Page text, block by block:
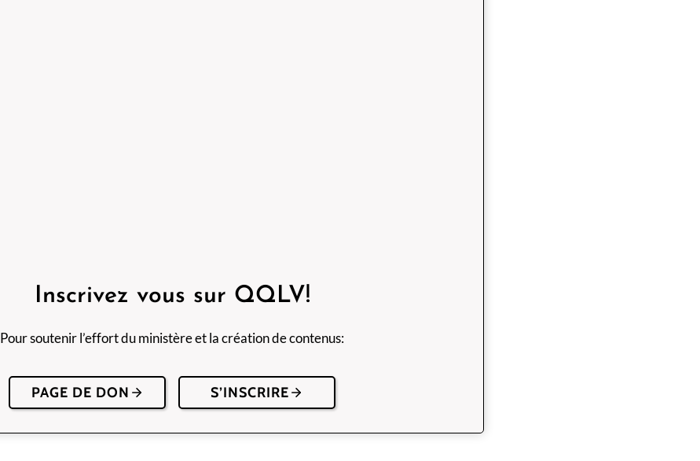
Inscrivez vous sur QQLV!
Pour soutenir l’effort du ministère et la création de contenus:
PAGE DE DON S’INSCRIRE